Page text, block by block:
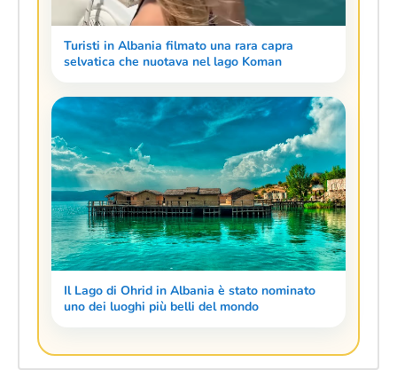
Turisti in Albania filmato una rara capra
selvatica che nuotava nel lago Koman
Il Lago di Ohrid in Albania è stato nominato
uno dei luoghi più belli del mondo